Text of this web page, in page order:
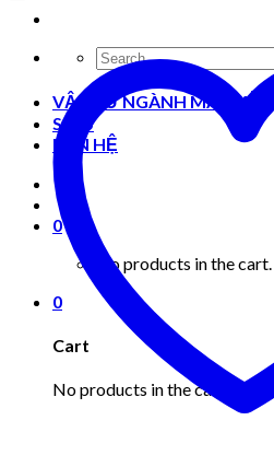
Search
for:
VẬT TƯ NGÀNH MAY MẶC
Shop
LIÊN HỆ
0
No products in the cart.
0
Cart
No products in the cart.